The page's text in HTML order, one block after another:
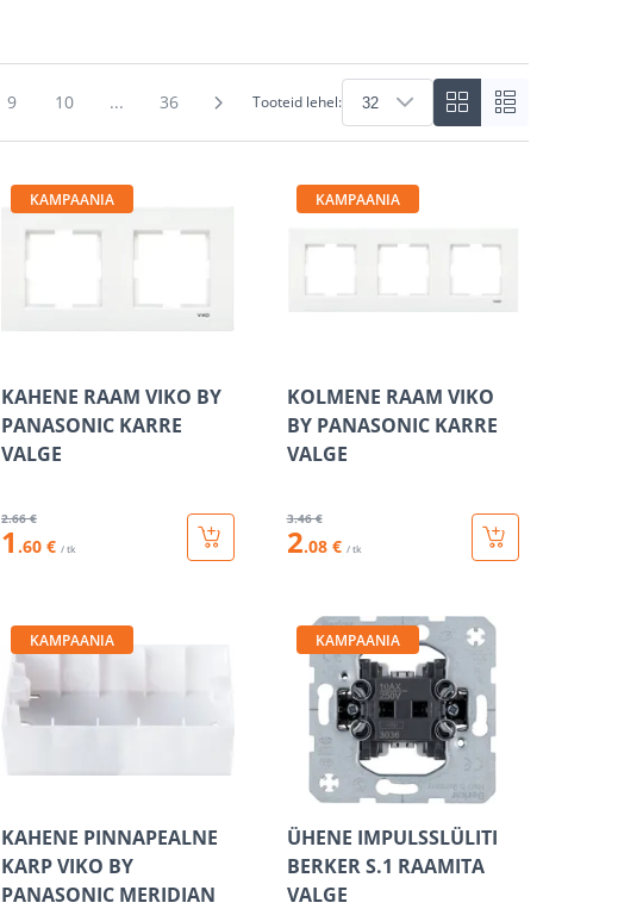
9 10 ... 36 Tooteid lehel:
KAMPAANIA
KAHENE RAAM VIKO BY
PANASONIC KARRE
VALGE
2.66 €
1 .60 € / tk
KAMPAANIA
KOLMENE RAAM VIKO
BY PANASONIC KARRE
VALGE
3.46 €
2.08 € / tk
KAMPAANIA
KAHENE PINNAPEALNE
KARP VIKO BY
PANASONIC MERIDIAN
KAMPAANIA
ÜHENE IMPULSSLÜLITI
BERKER S.1 RAAMITA
VALGE